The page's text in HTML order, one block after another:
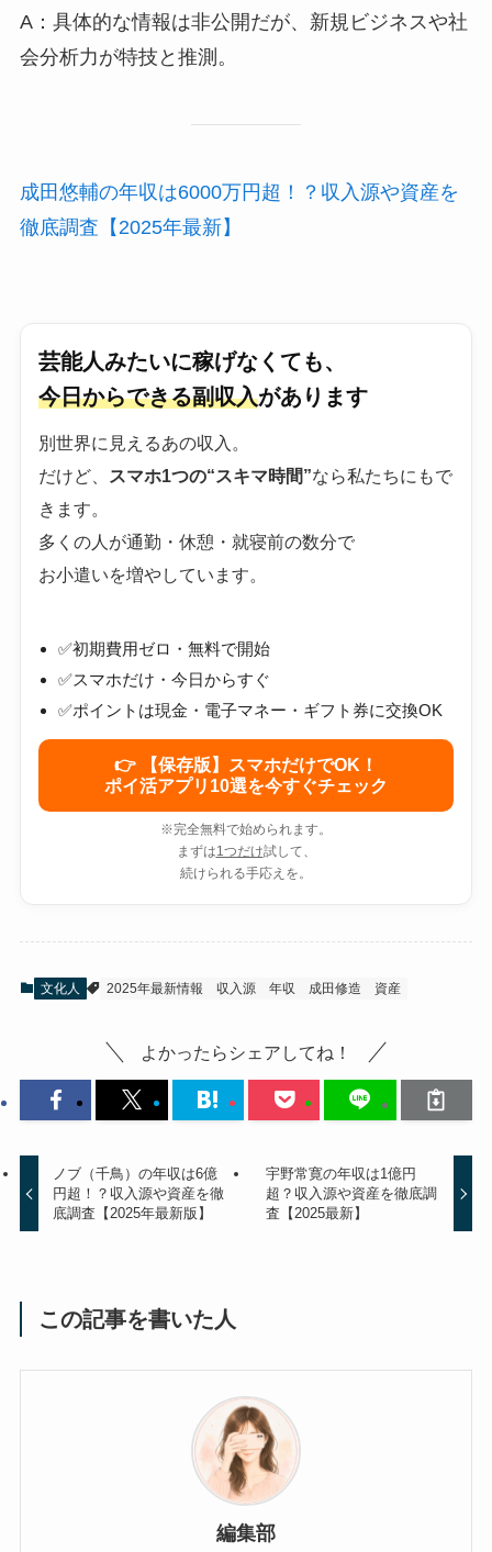
A：具体的な情報は非公開だが、新規ビジネスや社
会分析力が特技と推測。
成田悠輔の年収は6000万円超！？収入源や資産を
徹底調査【2025年最新】
芸能人みたいに稼げなくても、
今日からできる副収入があります
別世界に見えるあの収入。
だけど、 スマホ1つの“スキマ時間”なら私たちにもで
きます。
多くの人が通勤・休憩・就寝前の数分で
お小遣いを増やしています。
✅初期費用ゼロ・無料で開始
✅スマホだけ・今日からすぐ
✅ポイントは現金・電子マネー・ギフト券に交換OK
👉 【保存版】スマホだけでOK！
ポイ活アプリ10選を今すぐチェック
※完全無料で始められます。
まずは1つだけ試して、
続けられる手応えを。
文化人 2025年最新情報 収入源 年収 成田修造 資産
よかったらシェアしてね！
ノブ（千鳥）の年収は6億
円超！？収入源や資産を徹
底調査【2025年最新版】
宇野常寛の年収は1億円
超？収入源や資産を徹底調
査【2025最新】
この記事を書いた人
編集部